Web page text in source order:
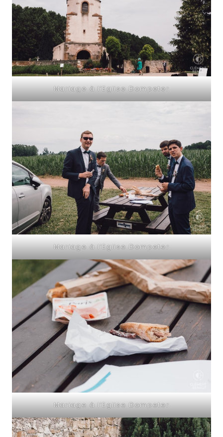
Mariage à l’Eglise Dompeter
Mariage à l’Eglise Dompeter
Mariage à l’Eglise Dompeter